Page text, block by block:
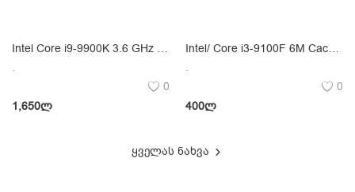
Intel Core i9-9900K 3.6 GHz LGA 1151
.
0
1,650ლ
Intel/ Core i3-9100F 6M Cache, up to 3.60 GHz TRAY
.
0
400ლ
ყველას ნახვა